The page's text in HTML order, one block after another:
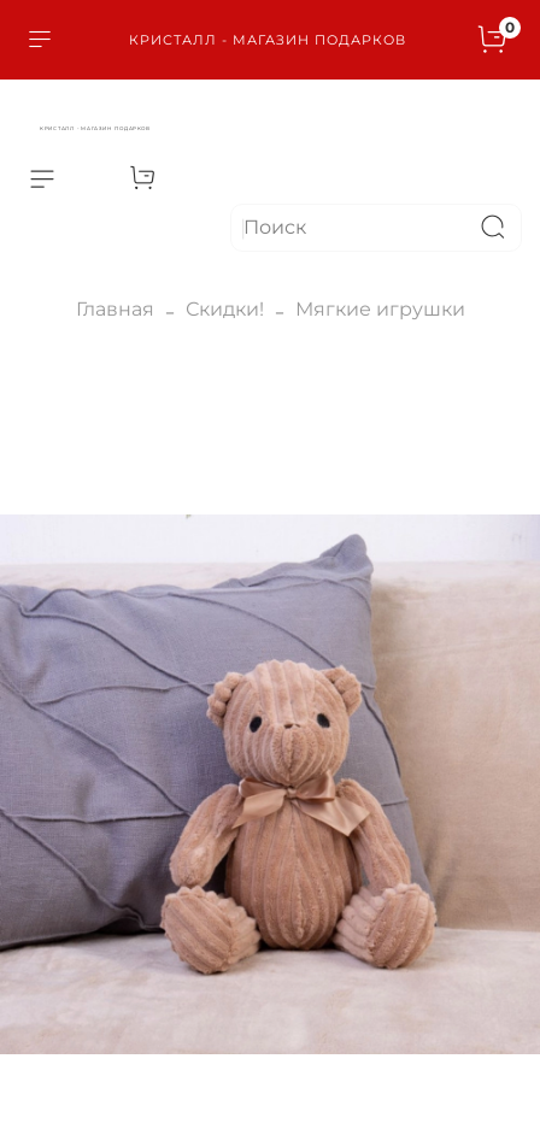
КРИСТАЛЛ - МАГАЗИН ПОДАРКОВ
0
КРИСТАЛЛ - МАГАЗИН ПОДАРКОВ
Главная Скидки! Мягкие игрушки